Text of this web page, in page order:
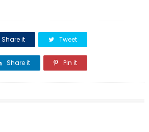
Share it Tweet
Share it Pin it